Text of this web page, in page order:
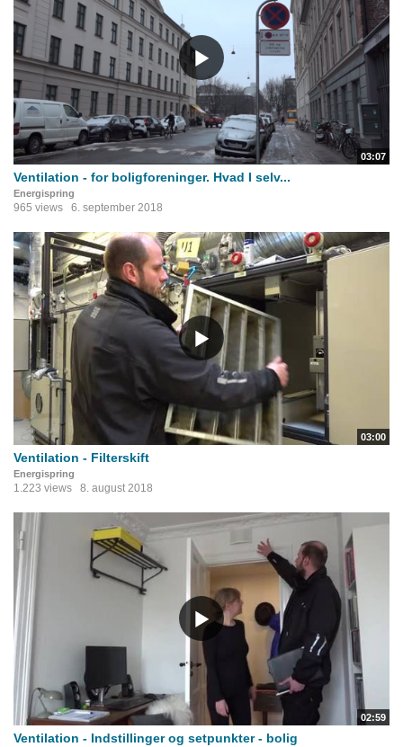
03:07
Ventilation - for boligforeninger. Hvad I selv...
Energispring
965 views 6. september 2018
03:00
Ventilation - Filterskift
Energispring
1.223 views 8. august 2018
02:59
Ventilation - Indstillinger og setpunkter - bolig